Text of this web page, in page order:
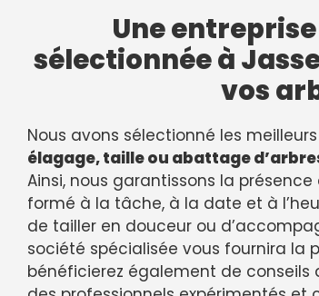
Une
sélectionnée à
vos
Nous avons sélectionné les
élagage, taille ou abattage
Ainsi, nous garantissons la présence
formé à la tâche, à la date et à
de tailler en douceur ou
société spécialisée vous fournira la
bénéficierez également de conseils